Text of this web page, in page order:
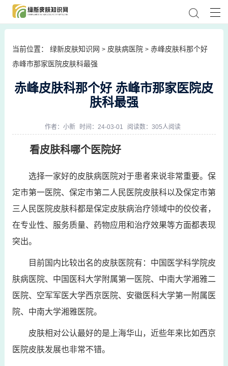
当前位置： 绿新皮肤知识网 > 皮肤病医院 > 赤峰皮肤科那个好
赤峰市那家医院皮肤科最强
赤峰皮肤科那个好 赤峰市那家医院皮
肤科最强
作者： 小新 时间：24-03-01 阅读数：305人阅读
看皮肤科哪个医院好
选择一家好的皮肤病医院对于患者来说非常重要。保
定市第一医院、保定市第二人民医院皮肤科以及保定市第
三人民医院皮肤科都是保定皮肤病治疗领域中的佼佼者，
在专业性、服务质量、药物应用和治疗效果等方面都表现
突出。
目前国内比较出名的皮肤医院有：中国医学科学院皮
肤病医院、中国医科大学附属第一医院、中南大学湘雅二
医院、空军军医大学西京医院、安徽医科大学第一附属医
院、中南大学湘雅医院。
皮肤相对公认最好的是上海华山，近些年来比如西京
医院皮肤发展也非常不错。